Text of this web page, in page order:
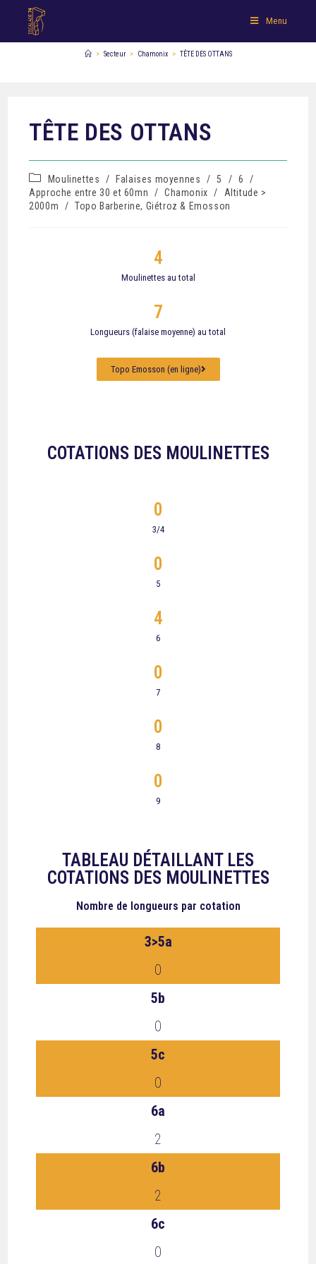
Menu
> Secteur > Chamonix > TÊTE DES OTTANS
TÊTE DES OTTANS
Moulinettes / Falaises moyennes / 5 / 6
/
Approche entre 30 et 60mn
/ Chamonix /
Altitude >
2000m
/ Topo Barberine, Giétroz & Emosson
Moulinettes au total
4
Longueurs (falaise moyenne) au total
7
Topo Emosson (en ligne)
COTATIONS DES MOULINETTES
3/4
0
5
0
6
4
7
0
8
0
9
0
TABLEAU DÉTAILLANT LES
COTATIONS DES MOULINETTES
Nombre de longueurs par cotation
3>5a
0
5b
0
5c
0
6a
2
6b
2
6c
0